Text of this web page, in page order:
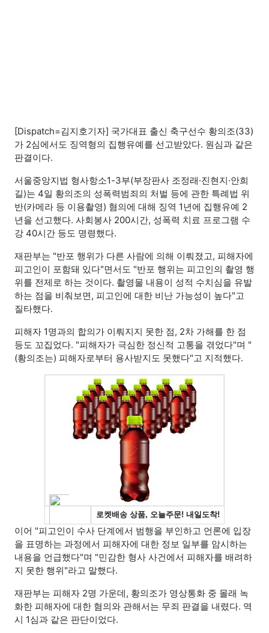
[Dispatch=김지호기자] 국가대표 출신 축구선수 황의조(33)
가 2심에서도 징역형의 집행유예를 선고받았다. 원심과 같은
판결이다.
서울중앙지법 형사항소1-3부(부장판사 조정래·진현지·안희
길)는 4일 황의조의 성폭력범죄의 처벌 등에 관한 특례법 위
반(카메라 등 이용촬영) 혐의에 대해 징역 1년에 집행유예 2
년을 선고했다. 사회봉사 200시간, 성폭력 치료 프로그램 수
강 40시간 등도 명령했다.
재판부는 "반포 행위가 다른 사람에 의해 이뤄졌고, 피해자에
피고인이 포함돼 있다"면서도 "반포 행위는 피고인의 촬영 행
위를 전제로 하는 것이다. 촬영물 내용이 성적 수치심을 유발
하는 점을 비춰보면, 피고인에 대한 비난 가능성이 높다"고
질타했다.
피해자 1명과의 합의가 이뤄지지 못한 점, 2차 가해를 한 점
등도 꼬집었다. "피해자가 극심한 정신적 고통을 겪었다"며 "
(황의조는) 피해자로부터 용사받지도 못했다"고 지적했다.
이어 "피고인이 수사 단계에서 범행을 부인하고 언론에 입장
을 표명하는 과정에서 피해자에 대한 정보 일부를 암시하는
내용을 언급했다"며 "민감한 형사 사건에서 피해자를 배려하
지 못한 행위"라고 말했다.
재판부는 피해자 2명 가운데, 황의조가 영상통화 중 몰래 녹
화한 피해자에 대한 혐의와 관해서는 무죄 판결을 내렸다. 역
시 1심과 같은 판단이었다.